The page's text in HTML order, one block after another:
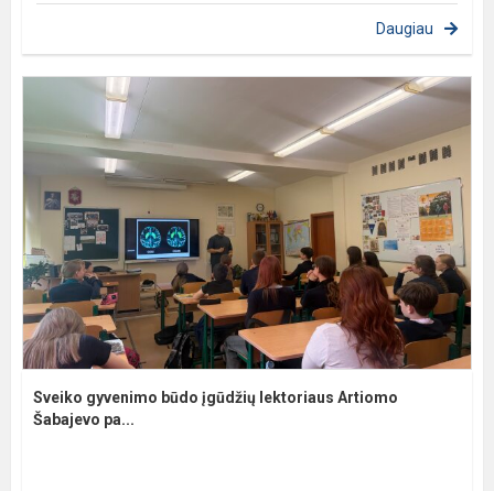
Daugiau
Sveiko gyvenimo būdo įgūdžių lektoriaus Artiomo
Šabajevo pa...